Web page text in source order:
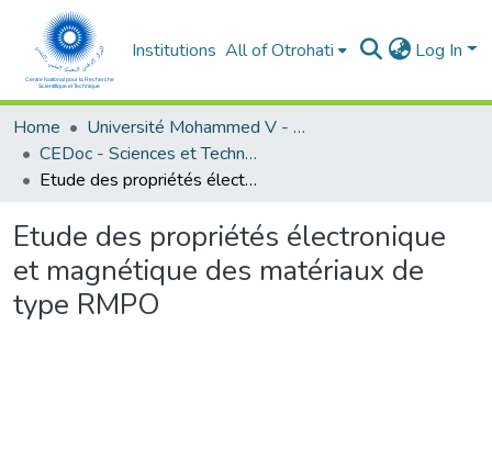
Institutions All of Otrohati Log In
Home
Université Mohammed V - Rabat
CEDoc - Sciences et Technologies
Etude des propriétés électronique et magnétique des matériaux de type RMPO
Etude des propriétés électronique
et magnétique des matériaux de
type RMPO